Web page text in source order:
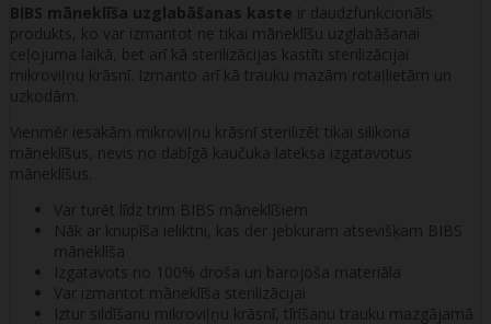
BIBS māneklīša uzglabāšanas kaste ir daudzfunkcionāls
produkts, ko var izmantot ne tikai māneklīšu uzglabāšanai
ceļojuma laikā, bet arī kā sterilizācijas kastīti sterilizācijai
mikroviļņu krāsnī. Izmanto arī kā trauku mazām rotaļlietām un
uzkodām.
Vienmēr iesakām mikroviļņu krāsnī sterilizēt tikai silikona
māneklīšus, nevis no dabīgā kaučuka lateksa izgatavotus
māneklīšus.
Var turēt līdz trim BIBS māneklīšiem
Nāk ar knupīša ieliktni, kas der jebkuram atsevišķam BIBS
māneklīša
Izgatavots no 100% droša un barojoša materiāla
Var izmantot māneklīša sterilizācijai
Iztur sildīšanu mikroviļņu krāsnī, tīrīšanu trauku mazgājamā